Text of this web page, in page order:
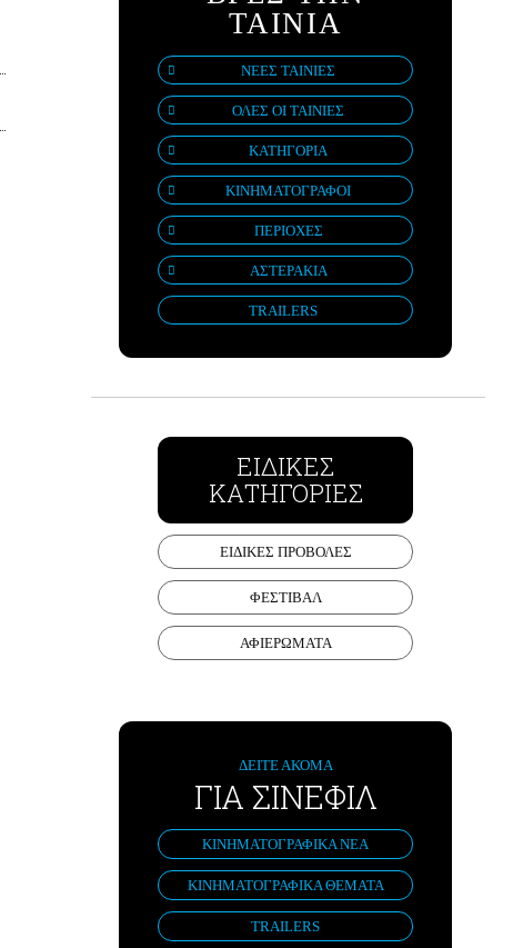
ΤΑΙΝΙΑ
ΝΕΕΣ ΤΑΙΝΙΕΣ
ΟΛΕΣ ΟΙ ΤΑΙΝΙΕΣ
ΚΑΤΗΓΟΡΙΑ
ΚΙΝΗΜΑΤΟΓΡΑΦΟΙ
ΠΕΡΙΟΧΕΣ
ΑΣΤΕΡΑΚΙΑ
TRAILERS
ΕΙΔΙΚΕΣ
ΚΑΤΗΓΟΡΙΕΣ
ΕΙΔΙΚΕΣ ΠΡΟΒΟΛΕΣ
ΦΕΣΤΙΒΑΛ
ΑΦΙΕΡΩΜΑΤΑ
ΔΕΙΤΕ ΑΚΟΜΑ
ΓΙΑ ΣΙΝΕΦΙΛ
ΚΙΝΗΜΑΤΟΓΡΑΦΙΚΑ ΝΕΑ
ΚΙΝΗΜΑΤΟΓΡΑΦΙΚΑ ΘΕΜΑΤΑ
TRAILERS